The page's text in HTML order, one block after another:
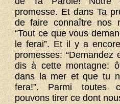
promesse. Et dans Ta
de faire connaître nos
“Tout ce que vous
le ferai”. Et il y a
promesses: “Demandez
dis à cette montagne:
dans la mer et que tu
fera!”. Parmi toutes
pouvons tirer ce dont